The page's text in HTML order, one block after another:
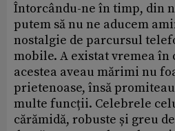
Întorcându-ne în timp, din
putem să nu ne aducem
nostalgie de parcursul
mobile. A existat vremea în
acestea aveau mărimi nu
prietenoase, însă
multe funcții. Celebrele
cărămidă, robuste și greu de